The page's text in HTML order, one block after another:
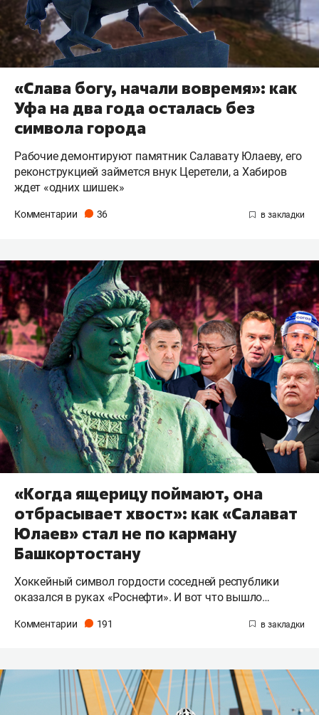
«Слава богу, начали вовремя»: как
Уфа на два года осталась без
символа города
Рабочие демонтируют памятник Салавату Юлаеву, его
реконструкцией займется внук Церетели, а Хабиров
ждет «одних шишек»
Комментарии 36
«Когда ящерицу поймают, она
отбрасывает хвост»: как «Салават
Юлаев» стал не по карману
Башкортостану
Хоккейный символ гордости соседней республики
оказался в руках «Роснефти». И вот что вышло…
Комментарии 191